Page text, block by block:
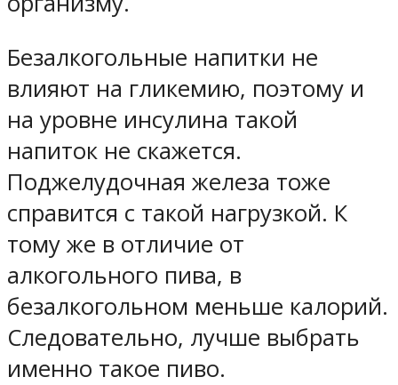
Безалкогольные напитки не
влияют на гликемию, поэтому и
на уровне инсулина такой
напиток не скажется.
Поджелудочная железа тоже
справится с такой нагрузкой. К
тому же в отличие от
алкогольного пива, в
безалкогольном меньше калорий.
Следовательно, лучше выбрать
именно такое пиво.